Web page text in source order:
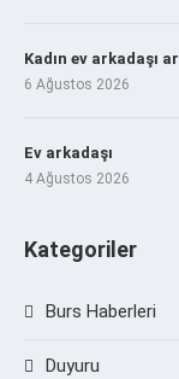
Kadın ev arkadaşı
6 Ağustos 2026
Ev arkadaşı
4 Ağustos 2026
Kategoriler
Burs Haberleri
Duyuru